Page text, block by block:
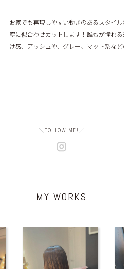
お家でも再現しやすい動きのあるスタイ
寧に似合わせカットします！誰もが憧れ
け感、アッシュや、グレー、マット系な
＼ FOLLOW ME! ／
MY WORKS